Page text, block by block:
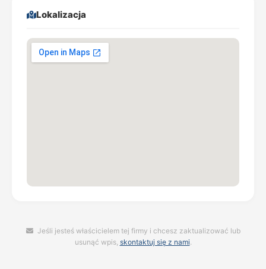
Lokalizacja
Jeśli jesteś właścicielem tej firmy i chcesz zaktualizować lub
usunąć wpis, skontaktuj się z nami.